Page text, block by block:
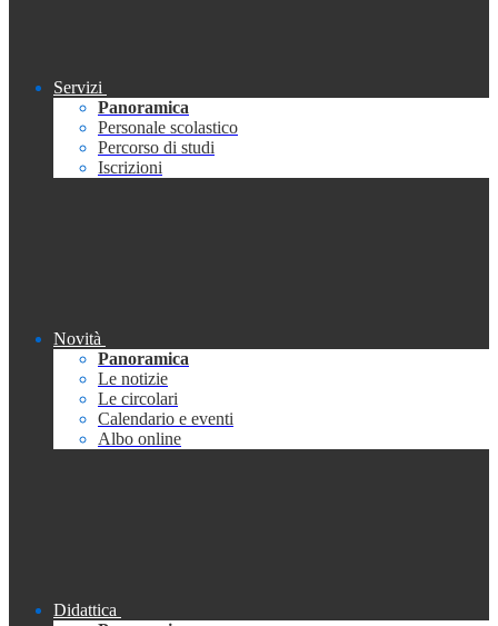
Servizi
Panoramica
Personale scolastico
Percorso di studi
Iscrizioni
Novità
Panoramica
Le notizie
Le circolari
Calendario e eventi
Albo online
Didattica